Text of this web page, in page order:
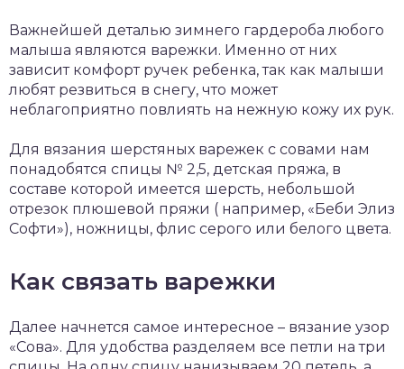
Важнейшей деталью зимнего гардероба любого
малыша являются варежки. Именно от них
зависит комфорт ручек ребенка, так как малыши
любят резвиться в снегу, что может
неблагоприятно повлиять на нежную кожу их рук.
Для вязания шерстяных варежек с совами нам
понадобятся спицы № 2,5, детская пряжа, в
составе которой имеется шерсть, небольшой
отрезок плюшевой пряжи ( например, «Беби Элиз
Софти»), ножницы, флис серого или белого цвета.
Как связать варежки
Далее начнется самое интересное – вязание узор
«Сова». Для удобства разделяем все петли на три